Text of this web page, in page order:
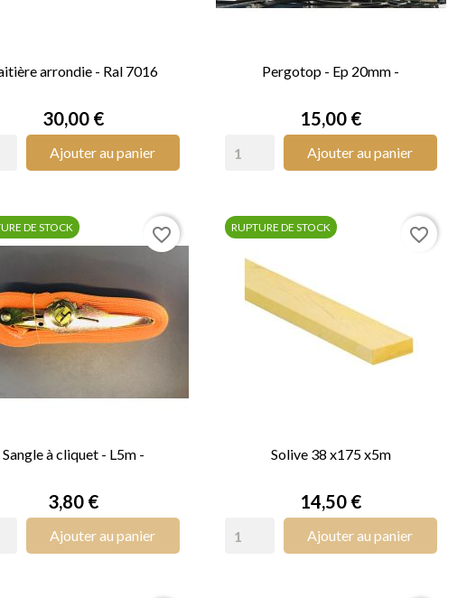
arrondie - Ral 7016
Prix
30,00 €
Ajouter au panier
Pergotop - Ep 20mm -
Prix
15,00 €
Ajouter au panier
Sangle à cliquet - L5m -
Prix
3,80 €
Ajouter au panier
DE STOCK favorite_border
Solive 38 x175 x5m
Prix
14,50 €
Ajouter au panier
RUPTURE DE STOCK favorite_border